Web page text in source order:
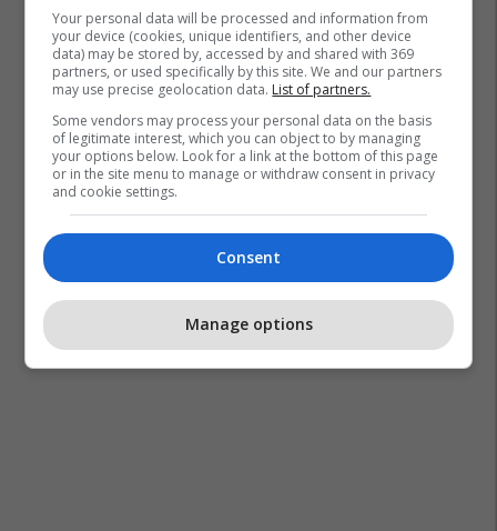
Your personal data will be processed and information from
your device (cookies, unique identifiers, and other device
data) may be stored by, accessed by and shared with 369
partners, or used specifically by this site. We and our partners
may use precise geolocation data. List of partners.
Some vendors may process your personal data on the basis
of legitimate interest, which you can object to by managing
your options below. Look for a link at the bottom of this page
or in the site menu to manage or withdraw consent in privacy
and cookie settings.
Consent
Manage options